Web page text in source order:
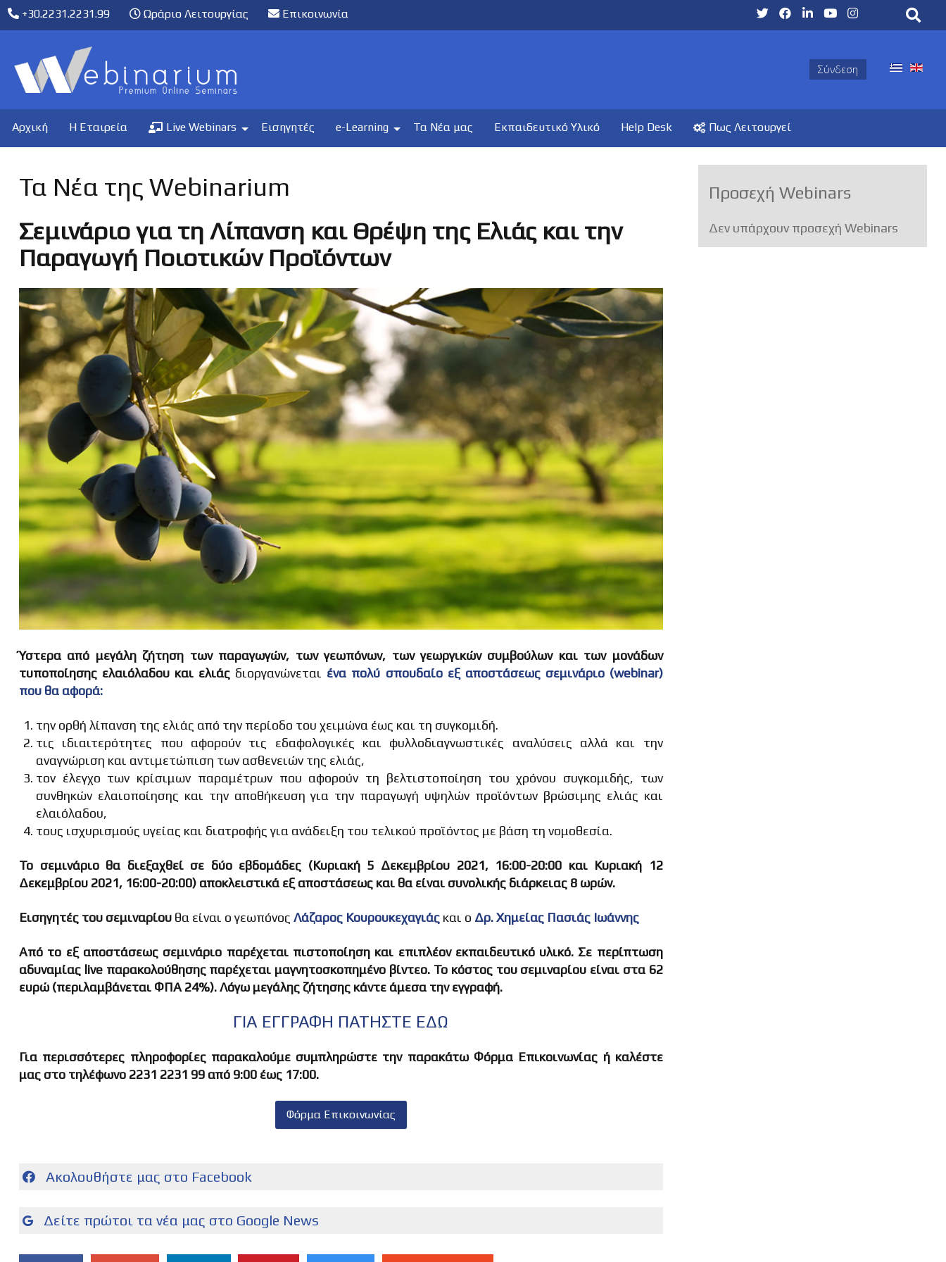
+30.2231.2231.99 Ωράριο Λειτουργίας Επικοινωνία
Σύνδεση
Αρχική Η Εταιρεία Live Webinars Εισηγητές e-Learning Τα Νέα μας Εκπαιδευτικό Υλικό Help Desk Πως Λειτουργεί
Τα Νέα της Webinarium
Σεμινάριο για τη Λίπανση και Θρέψη της Ελιάς και την
Παραγωγή Ποιοτικών Προϊόντων
Ύστερα από μεγάλη ζήτηση των παραγωγών, των γεωπόνων, των γεωργικών συμβούλων και των μονάδων
τυποποίησης ελαιόλαδου και ελιάς διοργανώνεται ένα πολύ σπουδαίο εξ αποστάσεως σεμινάριο (webinar)
που θα αφορά:
την ορθή λίπανση της ελιάς από την περίοδο του χειμώνα έως και τη συγκομιδή.
τις ιδιαιτερότητες που αφορούν τις εδαφολογικές και φυλλοδιαγνωστικές αναλύσεις αλλά και την
αναγνώριση και αντιμετώπιση των ασθενειών της ελιάς,
τον έλεγχο των κρίσιμων παραμέτρων που αφορούν τη βελτιστοποίηση του χρόνου συγκομιδής, των
συνθηκών ελαιοποίησης και την αποθήκευση για την παραγωγή υψηλών προϊόντων βρώσιμης ελιάς και
ελαιόλαδου,
τους ισχυρισμούς υγείας και διατροφής για ανάδειξη του τελικού προϊόντος με βάση τη νομοθεσία.
Το σεμινάριο θα διεξαχθεί σε δύο εβδομάδες (Κυριακή 5 Δεκεμβρίου 2021, 16:00-20:00 και Κυριακή 12
Δεκεμβρίου 2021, 16:00-20:00) αποκλειστικά εξ αποστάσεως και θα είναι συνολικής διάρκειας 8 ωρών.
Εισηγητές του σεμιναρίου θα είναι ο γεωπόνος Λάζαρος Κουρουκεχαγιάς και ο Δρ. Χημείας Πασιάς Ιωάννης
Από το εξ αποστάσεως σεμινάριο παρέχεται πιστοποίηση και επιπλέον εκπαιδευτικό υλικό. Σε περίπτωση
αδυναμίας live παρακολούθησης παρέχεται μαγνητοσκοπημένο βίντεο. Το κόστος του σεμιναρίου είναι στα 62
ευρώ (περιλαμβάνεται ΦΠΑ 24%). Λόγω μεγάλης ζήτησης κάντε άμεσα την εγγραφή.
ΓΙΑ ΕΓΓΡΑΦΗ ΠΑΤΗΣΤΕ ΕΔΩ
Για περισσότερες πληροφορίες παρακαλούμε συμπληρώστε την παρακάτω Φόρμα Επικοινωνίας ή καλέστε
μας στο τηλέφωνο 2231 2231 99 από 9:00 έως 17:00.
Φόρμα Επικοινωνίας
Ακολουθήστε μας στο Facebook
Δείτε πρώτοι τα νέα μας στο Google News
Προσεχή Webinars
Δεν υπάρχουν προσεχή Webinars